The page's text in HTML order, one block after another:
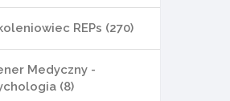
REPs (270)
Medyczny -
(8)